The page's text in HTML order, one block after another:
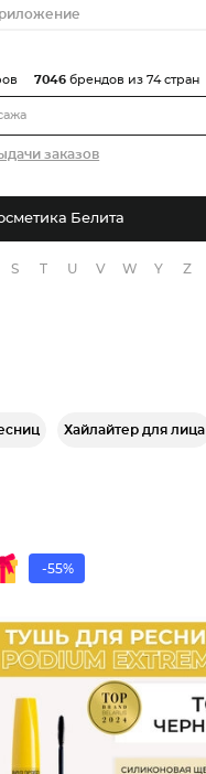
заказов
7046 брендов из 74 стран
Белита
S T U V W Y Z
Хайлайтер для лица
-55%